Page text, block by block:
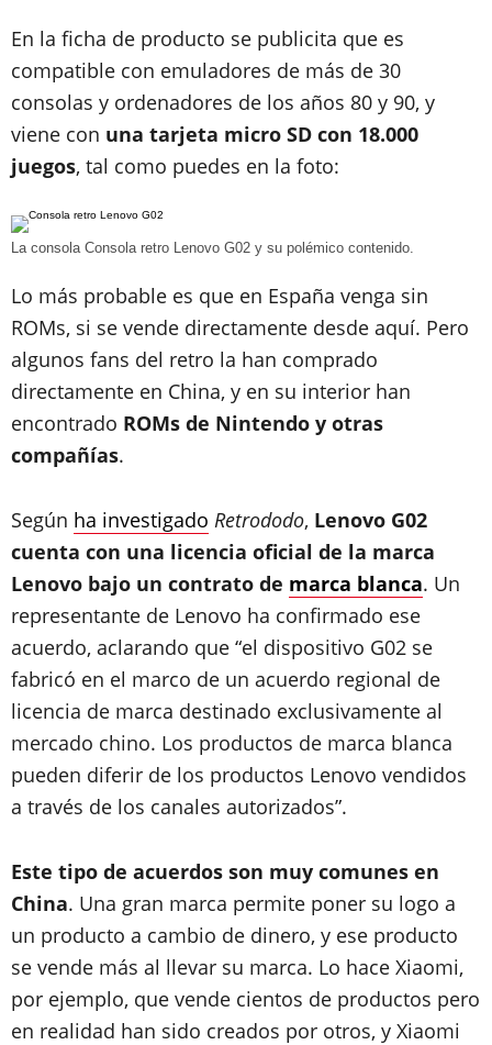
En la ficha de producto se publicita que es
compatible con emuladores de más de 30
consolas y ordenadores de los años 80 y 90, y
viene con una tarjeta micro SD con 18.000
juegos, tal como puedes en la foto:
La consola Consola retro Lenovo G02 y su polémico contenido.
Lo más probable es que en España venga sin
ROMs, si se vende directamente desde aquí. Pero
algunos fans del retro la han comprado
directamente en China, y en su interior han
encontrado ROMs de Nintendo y otras
compañías.
Según ha investigado Retrododo, Lenovo G02
cuenta con una licencia oficial de la marca
Lenovo bajo un contrato de marca blanca. Un
representante de Lenovo ha confirmado ese
acuerdo, aclarando que “el dispositivo G02 se
fabricó en el marco de un acuerdo regional de
licencia de marca destinado exclusivamente al
mercado chino. Los productos de marca blanca
pueden diferir de los productos Lenovo vendidos
a través de los canales autorizados”.
Este tipo de acuerdos son muy comunes en
China. Una gran marca permite poner su logo a
un producto a cambio de dinero, y ese producto
se vende más al llevar su marca. Lo hace Xiaomi,
por ejemplo, que vende cientos de productos pero
en realidad han sido creados por otros, y Xiaomi